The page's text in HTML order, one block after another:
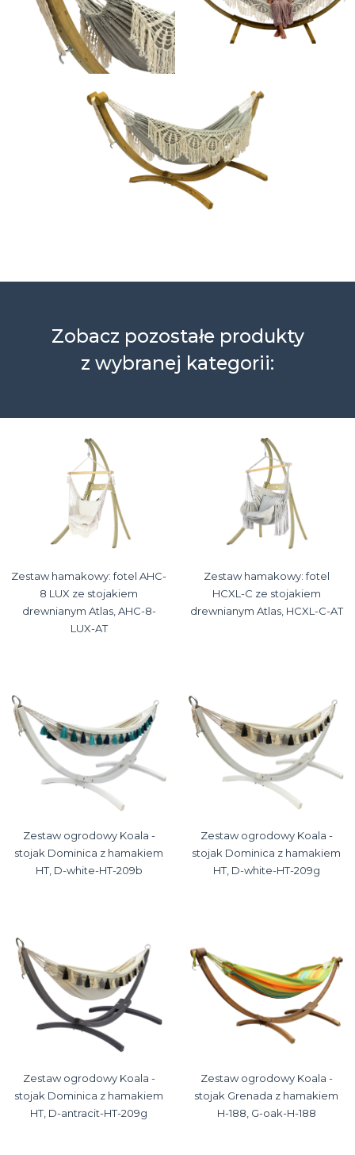
Zobacz pozostałe produkty
z wybranej kategorii:
Zestaw hamakowy: fotel AHC-
8 LUX ze stojakiem
drewnianym Atlas, AHC-8-
LUX-AT
Zestaw hamakowy: fotel
HCXL-C ze stojakiem
drewnianym Atlas, HCXL-C-AT
Zestaw ogrodowy Koala -
stojak Dominica z hamakiem
HT, D-white-HT-209b
Zestaw ogrodowy Koala -
stojak Dominica z hamakiem
HT, D-white-HT-209g
Zestaw ogrodowy Koala -
stojak Dominica z hamakiem
HT, D-antracit-HT-209g
Zestaw ogrodowy Koala -
stojak Grenada z hamakiem
H-188, G-oak-H-188